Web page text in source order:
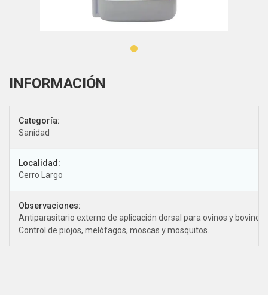
Categoría:
Sanidad
Localidad:
Cerro Largo
Observaciones:
Antiparasitario externo de aplicación dorsal para ovinos y bovinos.
Control de piojos, melófagos, moscas y mosquitos.